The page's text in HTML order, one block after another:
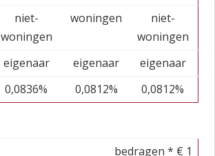
niet-
woningen
woningen
niet-
woningen
eigenaar eigenaar
eigenaar
0,0836% 0,0812% 0,0812%
bedragen * € 1